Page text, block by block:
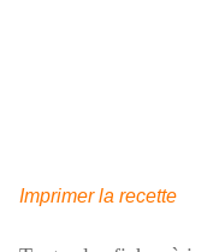
Imprimer la recette